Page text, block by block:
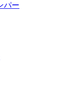
パー